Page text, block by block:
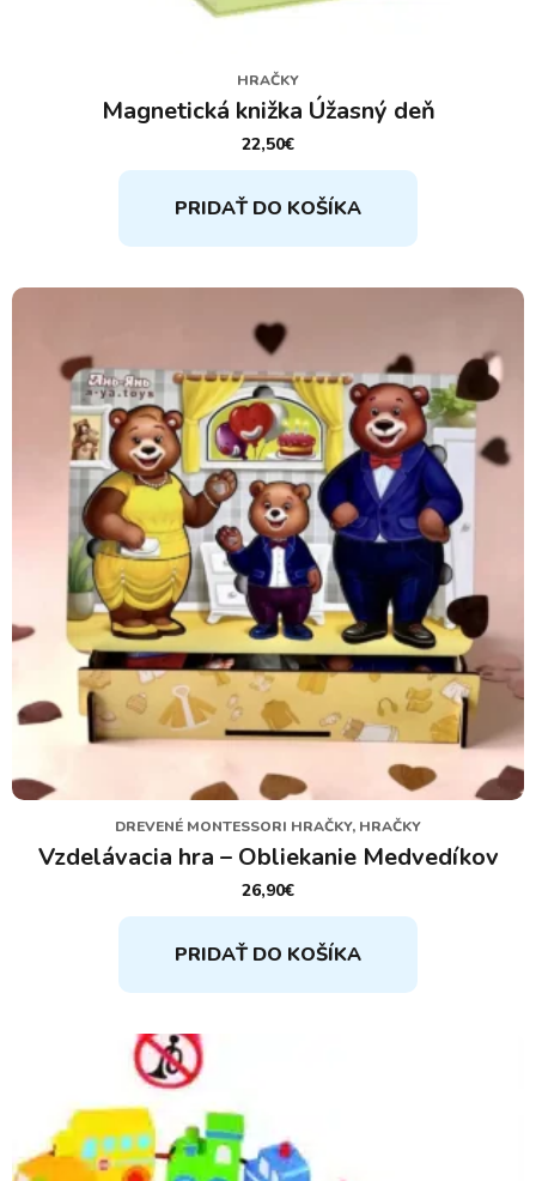
HRAČKY
Magnetická knižka Úžasný deň
22,50€
PRIDAŤ DO KOŠÍKA
DREVENÉ MONTESSORI HRAČKY, HRAČKY
Vzdelávacia hra – Obliekanie Medvedíkov
26,90€
PRIDAŤ DO KOŠÍKA